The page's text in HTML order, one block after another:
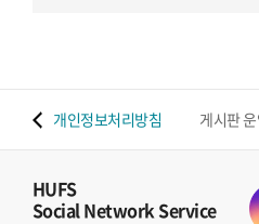
개인정보처리방침 게시판
HUFS
Social Network Service